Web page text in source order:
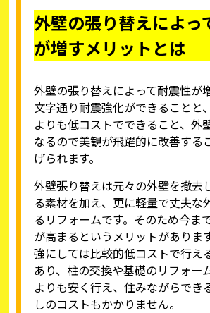
外壁の張り替えによっ
が増すメリットとは
外壁の張り替えによって耐震性が
文字通り耐震強化ができることと
よりも低コストでできること、外
なるので美観が飛躍的に改善する
げられます。
外壁張り替えは元々の外壁を撤去
る素材を加え、更に軽量で丈夫な
るリフォームです。そのため今ま
が高まるというメリットがありま
強にしては比較的低コストで行え
あり、柱の交換や基礎のリフォー
よりも安く行え、住みながらでき
しのコストもかかりません。